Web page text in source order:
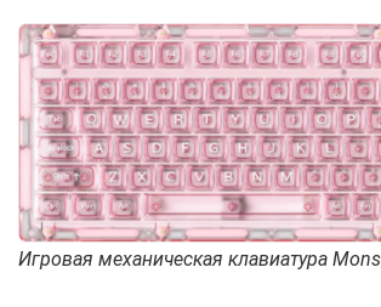
Игровая механическая клавиатура